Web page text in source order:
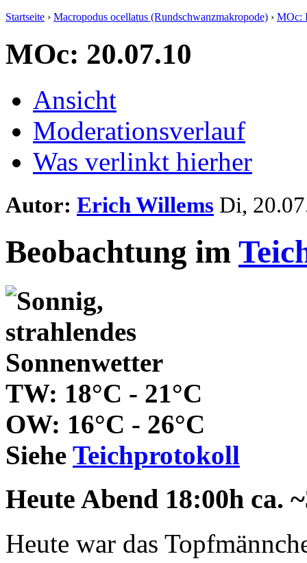
Startseite › Macropodus ocellatus (Rundschwanzmakropode) › MOc:
MOc: 20.07.10
Ansicht
Moderationsverlauf
Was verlinkt hierher
Autor: Erich Willems Di,
Beobachtung im
TW: 18°C - 21°C
OW: 16°C - 26°C
Siehe Teichprotokoll
Heute Abend 18:00h ca.
Heute war das